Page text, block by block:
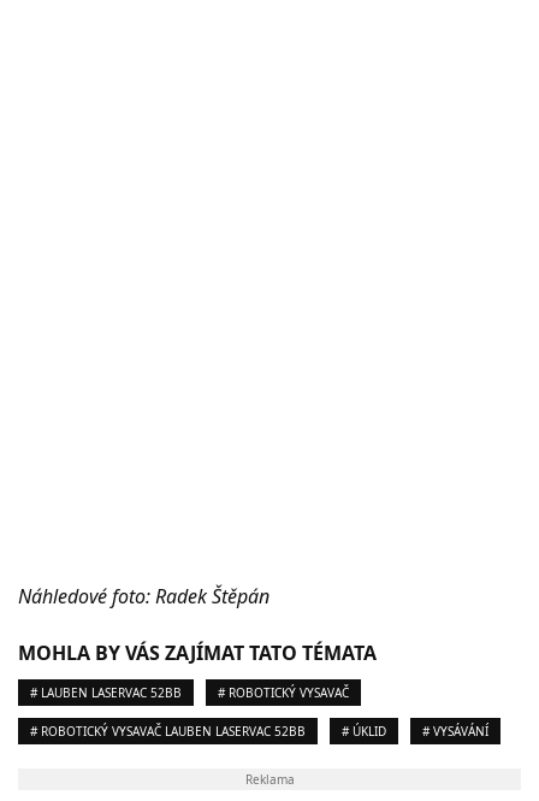
Náhledové foto: Radek Štěpán
MOHLA BY VÁS ZAJÍMAT TATO TÉMATA
# LAUBEN LASERVAC 52BB # ROBOTICKÝ VYSAVAČ
# ROBOTICKÝ VYSAVAČ LAUBEN LASERVAC 52BB # ÚKLID # VYSÁVÁNÍ
Reklama